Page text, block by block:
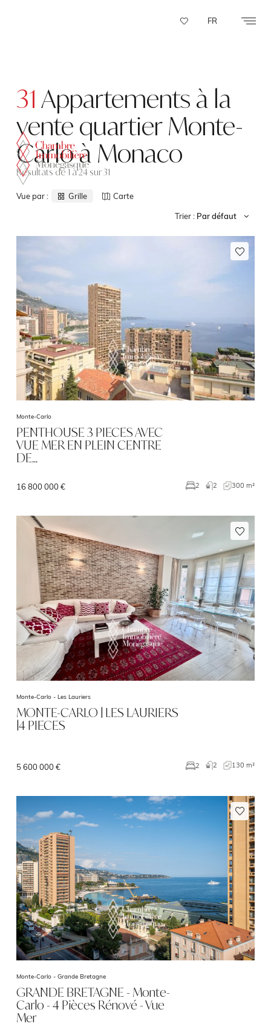
FR
31 Appartements à la
vente quartier Monte-
Carlo à Monaco
Résultats de 1 à 24 sur 31
Vue par : Grille Carte
Trier : Par défaut
Monte-Carlo
PENTHOUSE 3 PIECES AVEC
VUE MER EN PLEIN CENTRE
DE…
16 800 000 € 2 2 300 m²
Monte-Carlo - Les Lauriers
MONTE-CARLO | LES LAURIERS
|4 PIECES
5 600 000 € 2 2 130 m²
Monte-Carlo - Grande Bretagne
GRANDE BRETAGNE - Monte-
Carlo - 4 Pièces Rénové - Vue
Mer